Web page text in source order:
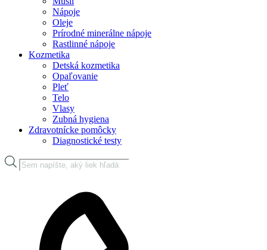
Nápoje
Oleje
Prírodné minerálne nápoje
Rastlinné nápoje
Kozmetika
Detská kozmetika
Opaľovanie
Pleť
Telo
Vlasy
Zubná hygiena
Zdravotnícke pomôcky
Diagnostické testy
Products
search